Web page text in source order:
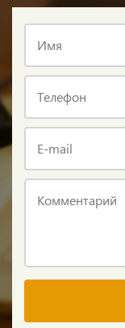
Имя
Телефон
E-mail
Комментарий